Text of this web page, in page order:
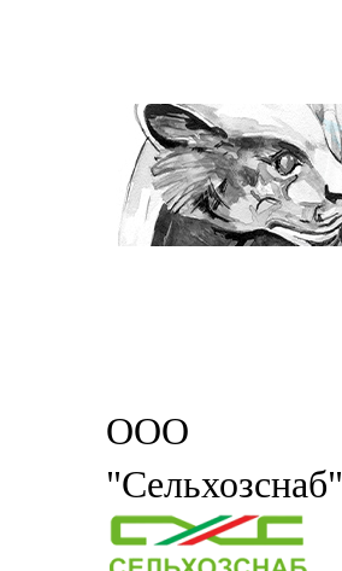
ООО
"Сельхозснаб"